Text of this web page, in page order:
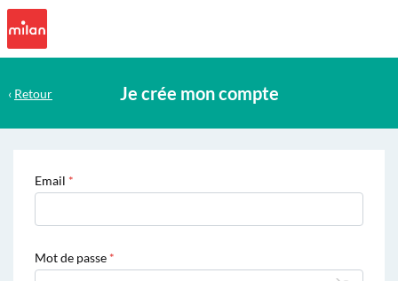
Je crée mon compte
‹ Retour
Email
Mot de passe